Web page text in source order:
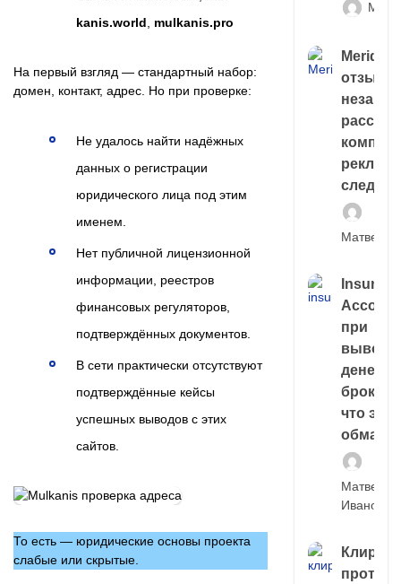
kanis.world, mulkanis.pro
На первый взгляд — стандартный набор:
домен, контакт, адрес. Но при проверке:
Не удалось найти надёжных
данных о регистрации
юридического лица под этим
именем.
Нет публичной лицензионной
информации, реестров
финансовых регуляторов,
подтверждённых документов.
В сети практически отсутствуют
подтверждённые кейсы
успешных выводов с этих
сайтов.
То есть — юридические основы проекта
слабые или скрытые.
следа
Матвей
Account
при
выводе
денег у
что это,
обман?
Матвей
Иванов
Клиринг